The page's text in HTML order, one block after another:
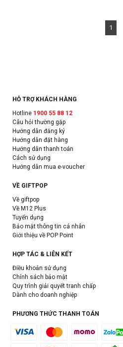
1
HỖ TRỢ KHÁCH HÀNG
Hotline 1900 55 88 12
Câu hỏi thường gặp
Hướng dẫn đăng ký
Hướng dẫn đặt hàng
Hướng dẫn thanh toán
Cách sử dụng
Hướng dẫn mua e-voucher
VỀ GIFTPOP
Về giftpop
Về M12 Plus
Tuyển dụng
Bảo mật thông tin cá nhân
Giới thiệu về POP Point
HỢP TÁC & LIÊN KẾT
Điều khoản sử dụng
Chính sách bảo mật
Quy trình giải quyết tranh chấp
Dành cho doanh nghiệp
PHƯƠNG THỨC THANH TOÁN